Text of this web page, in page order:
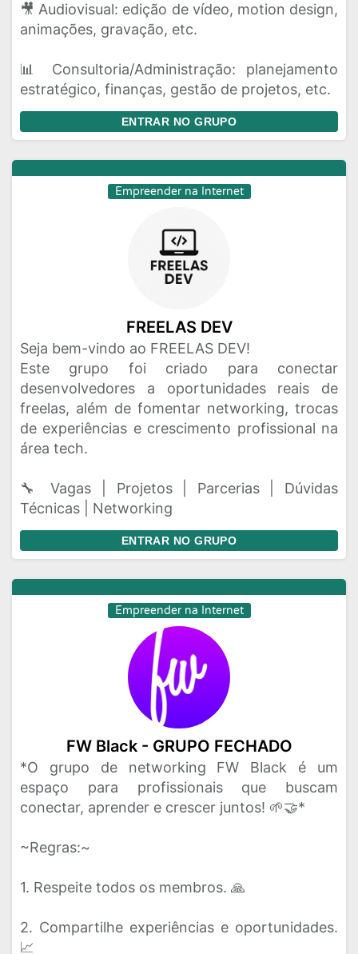
🎥 Audiovisual: edição de vídeo, motion design,
animações, gravação, etc.
📊 Consultoria/Administração: planejamento
estratégico, finanças, gestão de projetos, etc.
ENTRAR NO GRUPO
Empreender na Internet
FREELAS DEV
Seja bem-vindo ao FREELAS DEV!
Este grupo foi criado para conectar
desenvolvedores a oportunidades reais de
freelas, além de fomentar networking, trocas
de experiências e crescimento profissional na
área tech.
🔧 Vagas | Projetos | Parcerias | Dúvidas
Técnicas | Networking
ENTRAR NO GRUPO
Empreender na Internet
FW Black - GRUPO FECHADO
*O grupo de networking FW Black é um
espaço para profissionais que buscam
conectar, aprender e crescer juntos! 🌱🤝*
~Regras:~
1. Respeite todos os membros. 🙏
2. Compartilhe experiências e oportunidades.
📈